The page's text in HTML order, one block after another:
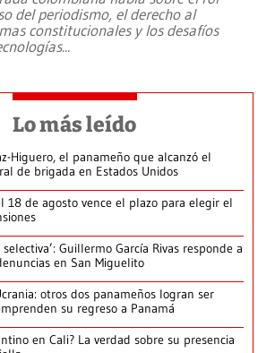
del periodismo, el derecho al
constitucionales y los desafíos
...
Lo más leído
Higuero, el panameño que alcanzó el
de brigada en Estados Unidos
18 de agosto vence el plazo para elegir el
selectiva’: Guillermo García Rivas responde a
en San Miguelito
otros dos panameños logran ser
su regreso a Panamá
en Cali? La verdad sobre su presencia